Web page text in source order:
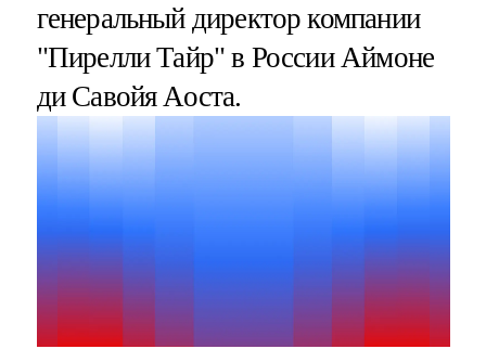
генеральный директор компании
"Пирелли Тайр" в России Аймоне
ди Савойя Аоста.